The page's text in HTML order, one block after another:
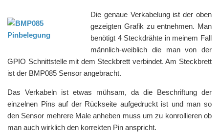
Die genaue Verkabelung ist der oben
gezeigten Grafik zu entnehmen. Man
benötigt 4 Steckdrähte in meinem Fall
männlich-weiblich die man von der
GPIO Schnittstelle mit dem Steckbrett verbindet. Am Steckbrett
ist der BMP085 Sensor angebracht.
Das Verkabeln ist etwas mühsam, da die Beschriftung der
einzelnen Pins auf der Rückseite aufgedruckt ist und man so
den Sensor mehrere Male anheben muss um zu konrollieren ob
man auch wirklich den korrekten Pin anspricht.